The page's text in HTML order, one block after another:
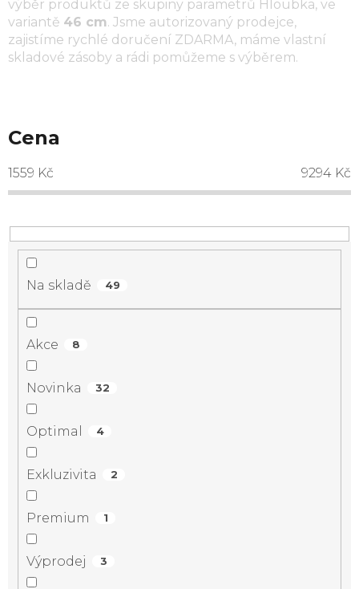
výběr produktů ze skupiny parametrů Hloubka, ve
variantě 46 cm. Jsme autorizovaný prodejce,
zajistíme rychlé doručení ZDARMA, máme vlastní
skladové zásoby a rádi pomůžeme s výběrem.
Cena
1559 Kč 9294 Kč
Na skladě 49
Akce 8
Novinka 32
Optimal 4
Exkluzivita 2
Premium 1
Výprodej 3